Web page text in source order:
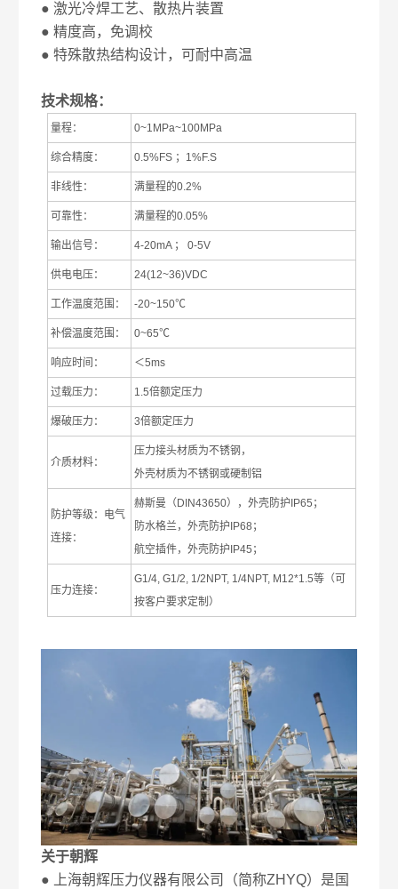
● 激光冷焊工艺、散热片装置
● 精度高，免调校
● 特殊散热结构设计，可耐中高温
技术规格：
量程： 0~1MPa~100MPa
综合精度： 0.5%FS ； 1%F.S
非线性： 满量程的0.2%
可靠性： 满量程的0.05%
输出信号： 4-20mA ； 0-5V
供电电压： 24(12~36)VDC
工作温度范围： -20~150℃
补偿温度范围： 0~65℃
响应时间： ＜5ms
过载压力： 1.5倍额定压力
爆破压力： 3倍额定压力
介质材料：
压力接头材质为不锈钢，
外壳材质为不锈钢或硬制铝
防护等级：电气
连接：
赫斯曼（ DIN43650），外壳防护 IP65 ；
防水格兰，外壳防护 IP68 ；
航空插件，外壳防护 IP45 ；
压力连接：
G1/4, G1/2, 1/2NPT, 1/4NPT, M12*1.5等（可
按客户要求定制）
关于朝辉
● 上海朝辉压力仪器有限公司（简称ZHYQ）是国